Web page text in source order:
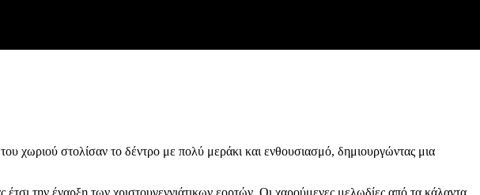
χωριού στολίσαν το δέντρο με πολύ μεράκι και ενθουσιασμό, δημιουργώντας μια
την έναρξη των χριστουγεννιάτικων εορτών. Οι χαρούμενες μελωδίες από τα κάλαντα,